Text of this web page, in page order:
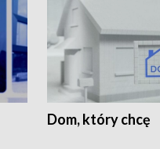
Dom, który chcę